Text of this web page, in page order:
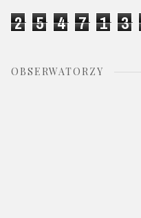
2 5 4 7 1 3
OBSERWATORZY